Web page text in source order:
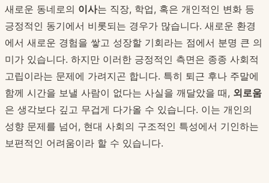
새로운 동네로의 이사는 직장, 학업, 혹은 개인적인 변화 등
긍정적인 동기에서 비롯되는 경우가 많습니다. 새로운 환경
에서 새로운 경험을 쌓고 성장할 기회라는 점에서 분명 큰 의
미가 있습니다. 하지만 이러한 긍정적인 측면은 종종 사회적
고립이라는 문제에 가려지곤 합니다. 특히 퇴근 후나 주말에
함께 시간을 보낼 사람이 없다는 사실을 깨달았을 때, 외로움
은 생각보다 깊고 무겁게 다가올 수 있습니다. 이는 개인의
성향 문제를 넘어, 현대 사회의 구조적인 특성에서 기인하는
보편적인 어려움이라 할 수 있습니다.